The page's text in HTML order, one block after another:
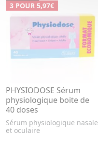
3 POUR 5,97€
PHYSIODOSE Sérum
physiologique boite de
40 doses
Sérum physiologique nasale
et oculaire